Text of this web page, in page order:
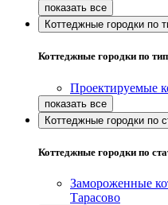
Коттеджные городки по
Коттеджные городки по
Проектируемые
Коттеджные городки по
Коттеджные городки по
Замороженные
Тарасово